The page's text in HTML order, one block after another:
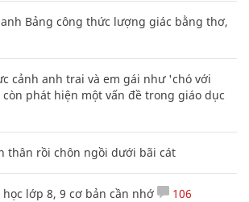
Bảng công thức lượng giác bằng thơ,
cảnh anh trai và em gái như 'chó với
phát hiện một vấn đề trong giáo dục
thân rồi chôn ngồi dưới bãi cát
học lớp 8, 9 cơ bản cần nhớ 106